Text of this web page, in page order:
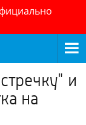
и
на